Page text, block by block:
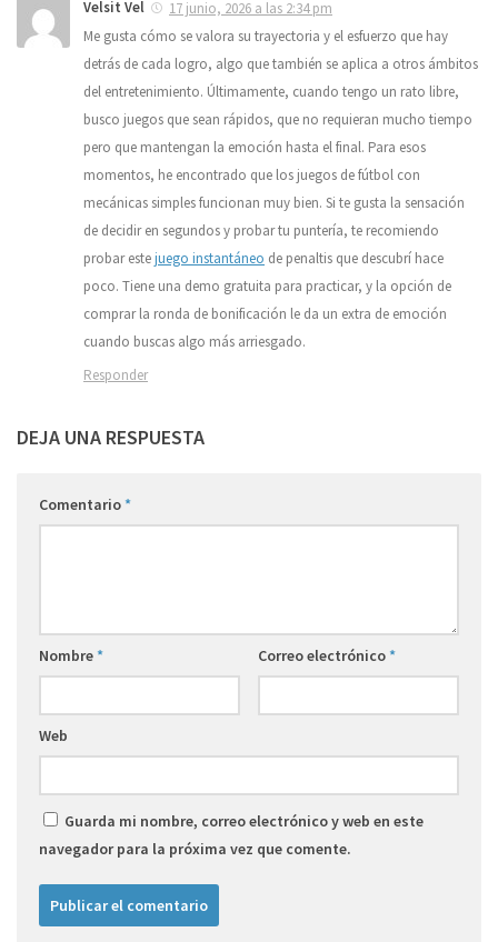
Velsit Vel
17 junio, 2026 a las 2:34 pm
Me gusta cómo se valora su trayectoria y el esfuerzo que hay
detrás de cada logro, algo que también se aplica a otros ámbitos
del entretenimiento. Últimamente, cuando tengo un rato libre,
busco juegos que sean rápidos, que no requieran mucho tiempo
pero que mantengan la emoción hasta el final. Para esos
momentos, he encontrado que los juegos de fútbol con
mecánicas simples funcionan muy bien. Si te gusta la sensación
de decidir en segundos y probar tu puntería, te recomiendo
probar estejuego instantáneo de penaltis que descubrí hace
poco. Tiene una demo gratuita para practicar, y la opción de
comprar la ronda de bonificación le da un extra de emoción
cuando buscas algo más arriesgado.
Responder
DEJA UNA RESPUESTA
Comentario*
Nombre* Correo electrónico*
Web
Guarda mi nombre, correo electrónico y web en este
navegador para la próxima vez que comente.